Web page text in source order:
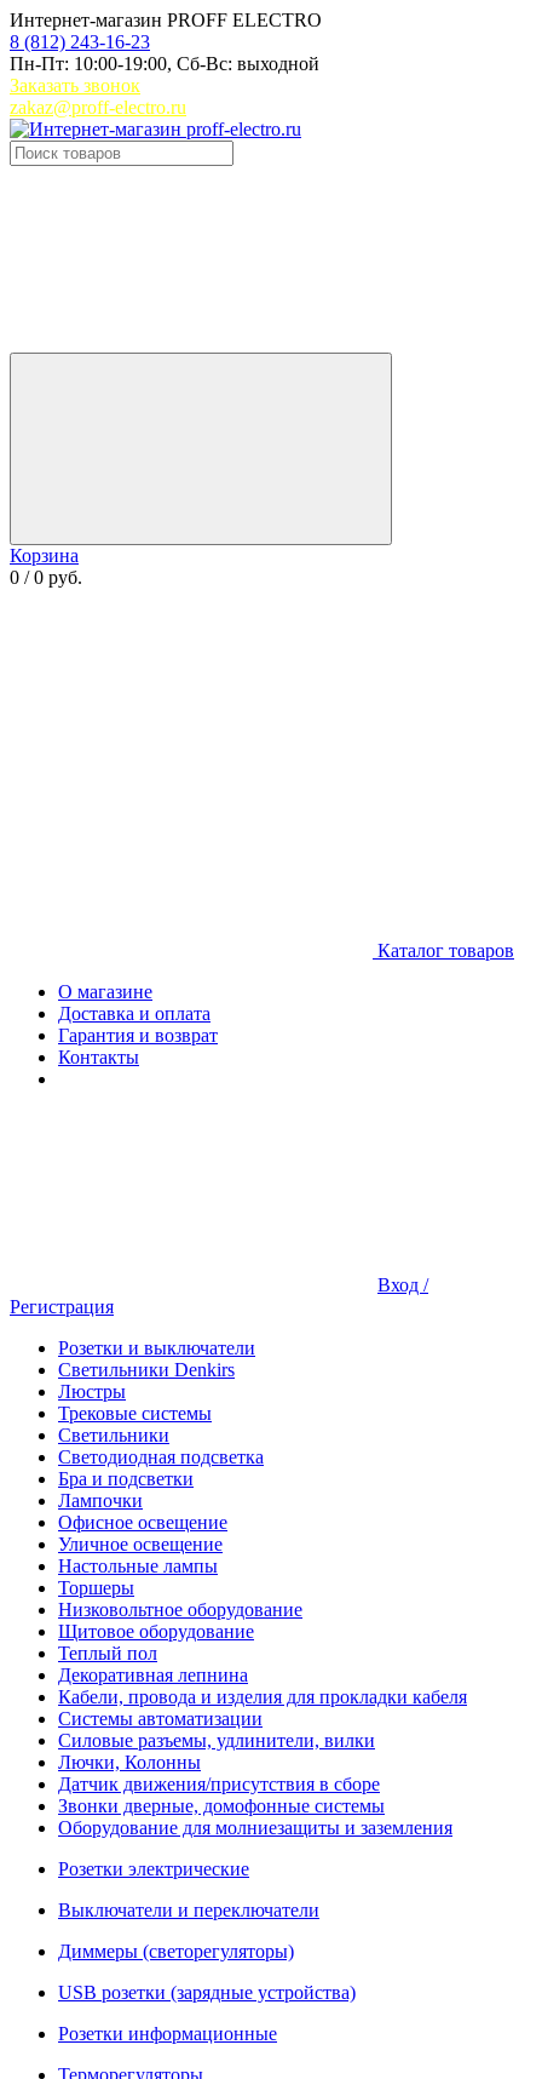
Интернет-магазин PROFF ELECTRO
8 (812) 243-16-23
Пн-Пт: 10:00-19:00, Сб-Вс: выходной
Заказать звонок
zakaz@proff-electro.ru
Корзина
0 / 0 руб.
Каталог товаров
О магазине
Доставка и оплата
Гарантия и возврат
Контакты
Вход /
Регистрация
Розетки и выключатели
Светильники Denkirs
Люстры
Трековые системы
Светильники
Светодиодная подсветка
Бра и подсветки
Лампочки
Офисное освещение
Уличное освещение
Настольные лампы
Торшеры
Низковольтное оборудование
Щитовое оборудование
Теплый пол
Декоративная лепнина
Кабели, провода и изделия для прокладки кабеля
Системы автоматизации
Силовые разъемы, удлинители, вилки
Лючки, Колонны
Датчик движения/присутствия в сборе
Звонки дверные, домофонные системы
Оборудование для молниезащиты и заземления
Розетки электрические
Выключатели и переключатели
Диммеры (светорегуляторы)
USB розетки (зарядные устройства)
Розетки информационные
Терморегуляторы